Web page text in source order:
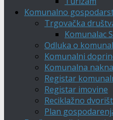
Komunalno
Trgovačka
Komunalac
Odluka o
Komunalni
Komunalna
Registar
Registar imovine
Reciklažno
Plan